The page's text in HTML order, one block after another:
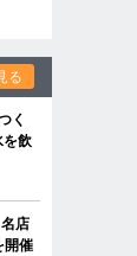
る
く
飲
店
開催